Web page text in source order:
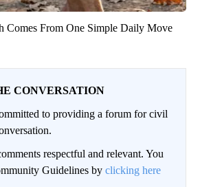
Comes From One Simple Daily Move
CONVERSATION
to providing a forum for civil
respectful and relevant. You
Guidelines by clicking here